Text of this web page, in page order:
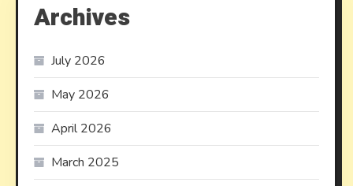
Archives
July 2026
May 2026
April 2026
March 2025